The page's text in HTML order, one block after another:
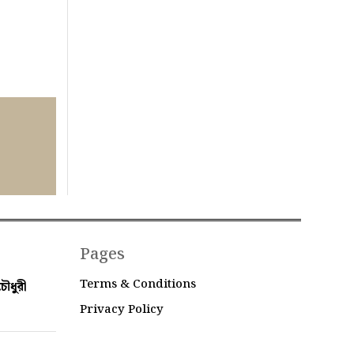
Pages
Terms & Conditions
Privacy Policy